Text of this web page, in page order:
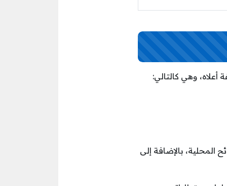
وهي كالتالي:
المحلية، بالإضافة إلى